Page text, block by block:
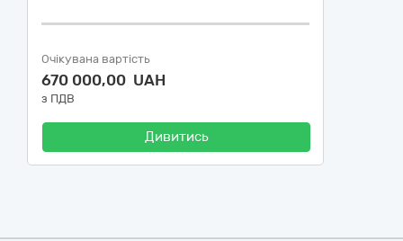
Очікувана вартість
670 000,00 UAH
з ПДВ
Дивитись